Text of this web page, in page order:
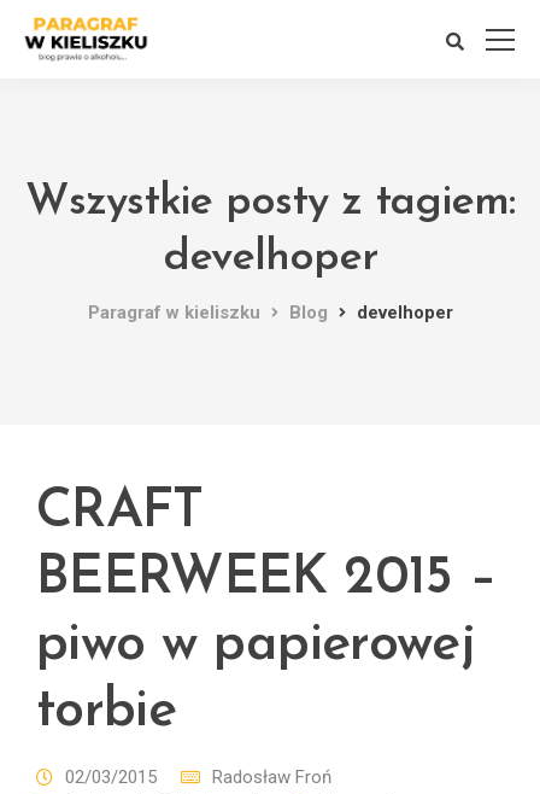
Wszystkie posty z tagiem:
develhoper
Paragraf w kieliszku Blog develhoper
CRAFT
BEERWEEK 2015 –
piwo w papierowej
torbie
02/03/2015
Radosław Froń